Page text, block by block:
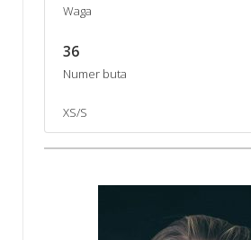
Waga
36
Numer buta
XS/S